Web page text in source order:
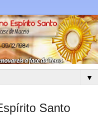
▼
Santo